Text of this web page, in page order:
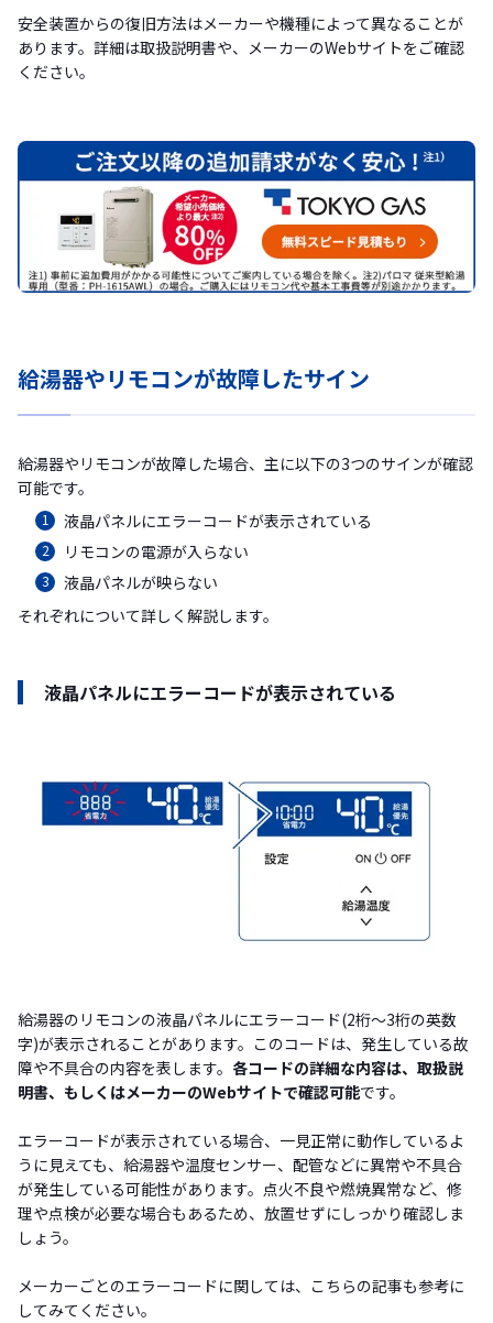
安全装置からの復旧方法はメーカーや機種によって異なることが
あります。詳細は取扱説明書や、メーカーのWebサイトをご確認
ください。
給湯器やリモコンが故障したサイン
給湯器やリモコンが故障した場合、主に以下の3つのサインが確認
可能です。
液晶パネルにエラーコードが表示されている
リモコンの電源が入らない
液晶パネルが映らない
それぞれについて詳しく解説します。
液晶パネルにエラーコードが表示されている
給湯器のリモコンの液晶パネルにエラーコード(2桁〜3桁の英数
字)が表示されることがあります。このコードは、発生している故
障や不具合の内容を表します。 各コードの詳細な内容は、取扱説
明書、もしくはメーカーのWebサイトで確認可能です。
エラーコードが表示されている場合、一見正常に動作しているよ
うに見えても、給湯器や温度センサー、配管などに異常や不具合
が発生している可能性があります。点火不良や燃焼異常など、修
理や点検が必要な場合もあるため、放置せずにしっかり確認しま
しょう。
メーカーごとのエラーコードに関しては、こちらの記事も参考に
してみてください。